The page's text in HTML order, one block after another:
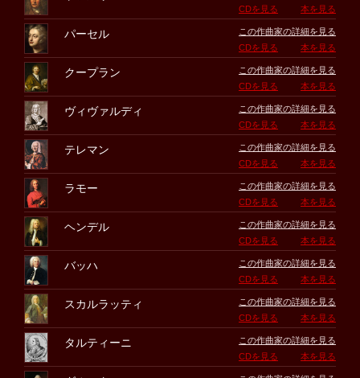
CDを見る
本を見る
パーセル
この作曲家の詳細を見る
CDを見る
本を見る
クープラン
この作曲家の詳細を見る
CDを見る
本を見る
ヴィヴァルディ
この作曲家の詳細を見る
CDを見る
本を見る
テレマン
この作曲家の詳細を見る
CDを見る
本を見る
ラモー
この作曲家の詳細を見る
CDを見る
本を見る
ヘンデル
この作曲家の詳細を見る
CDを見る
本を見る
バッハ
この作曲家の詳細を見る
CDを見る
本を見る
スカルラッティ
この作曲家の詳細を見る
CDを見る
本を見る
タルティーニ
この作曲家の詳細を見る
CDを見る
本を見る